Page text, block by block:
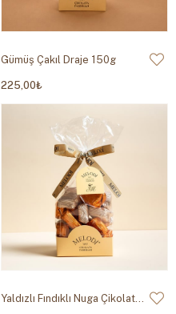
Gümüş Çakıl Draje 150g
225,00₺
Yaldızlı Fındıklı Nuga Çikolata 500g